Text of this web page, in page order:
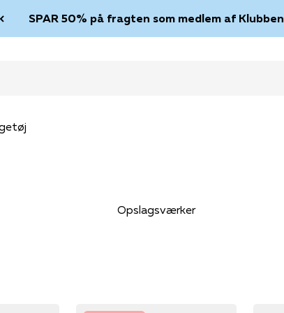
SPAR 50% på fragten som medlem af Klubben
Opslagsværker